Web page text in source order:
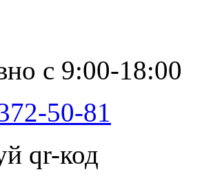
с 9:00-18:00
50-81
qr-код